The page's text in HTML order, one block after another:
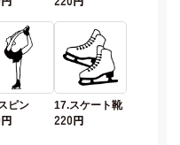
ピン 17.スケート靴
220円